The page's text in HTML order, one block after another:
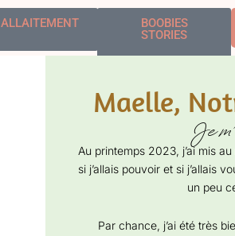
ALLAITEMENT
BOOBIES
STORIES
Maelle,
Je
Au printemps 2023, j’ai mis
si j’allais pouvoir et si j’allais
un peu
Par chance, j’ai été très